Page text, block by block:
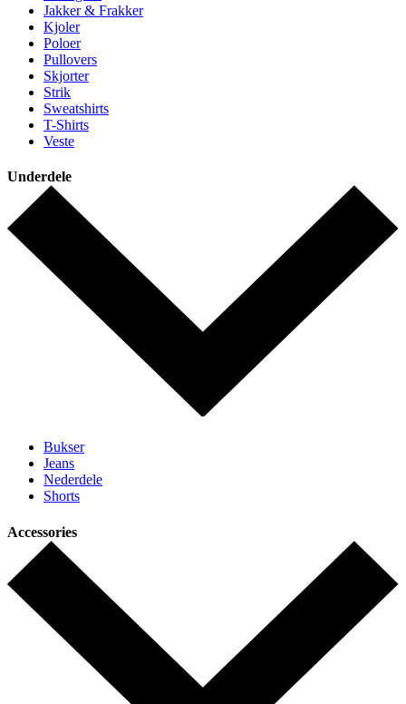
Jakker & Frakker
Kjoler
Poloer
Pullovers
Skjorter
Strik
Sweatshirts
T-Shirts
Veste
Underdele
Bukser
Jeans
Nederdele
Shorts
Accessories